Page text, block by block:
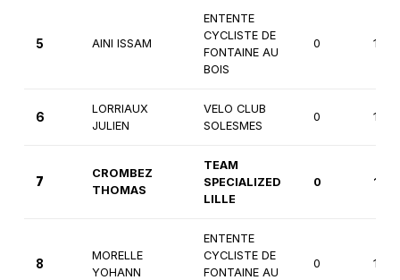
5 AINI ISSAM
ENTENTE
CYCLISTE DE
FONTAINE AU
BOIS
0 1ère
6
LORRIAUX
JULIEN
VELO CLUB
SOLESMES
0 1ère
7
CROMBEZ
THOMAS
TEAM
SPECIALIZED
LILLE
0 1ère
8
MORELLE
YOHANN
ENTENTE
CYCLISTE DE
FONTAINE AU
0 1ère